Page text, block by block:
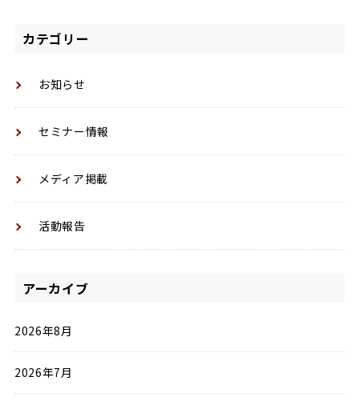
カテゴリー
お知らせ
セミナー情報
メディア掲載
活動報告
アーカイブ
2026年8月
2026年7月